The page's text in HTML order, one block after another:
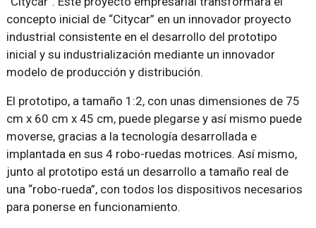
concepto inicial de “Citycar” en un innovador proyecto
industrial consistente en el desarrollo del prototipo
inicial y su industrialización mediante un innovador
modelo de producción y distribución.
El prototipo, a tamaño 1:2, con unas dimensiones de 75
cm x 60 cm x 45 cm, puede plegarse y así mismo puede
moverse, gracias a la tecnología desarrollada e
implantada en sus 4 robo-ruedas motrices. Así mismo,
junto al prototipo está un desarrollo a tamaño real de
una “robo-rueda”, con todos los dispositivos necesarios
para ponerse en funcionamiento.